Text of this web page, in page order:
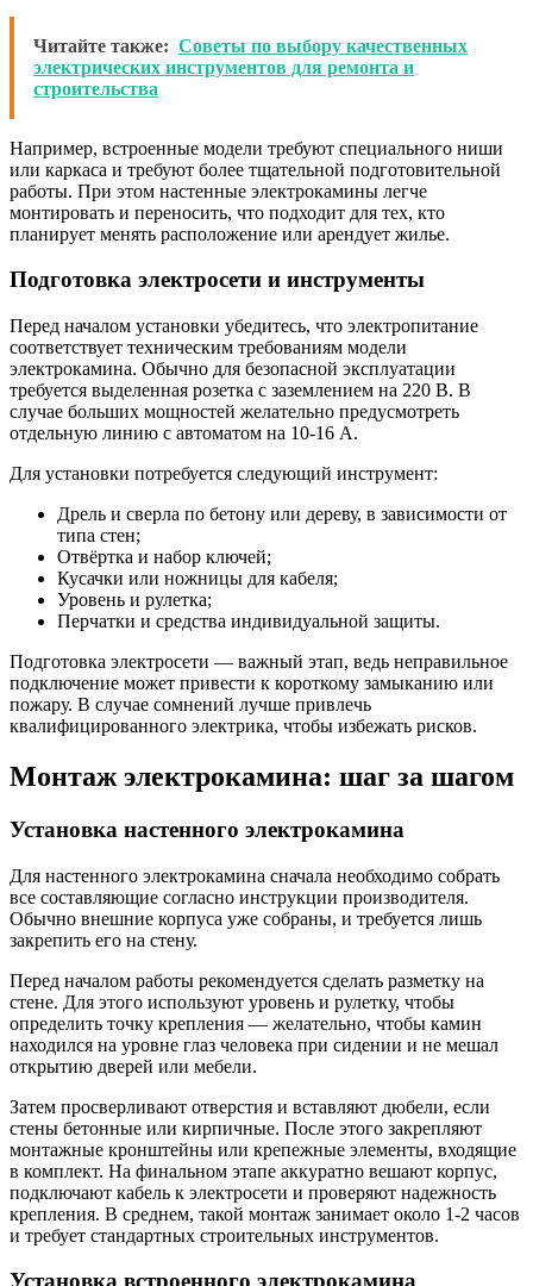
Читайте также: Советы по выбору качественных
электрических инструментов для ремонта и
строительства
Например, встроенные модели требуют специального ниши
или каркаса и требуют более тщательной подготовительной
работы. При этом настенные электрокамины легче
монтировать и переносить, что подходит для тех, кто
планирует менять расположение или арендует жилье.
Подготовка электросети и инструменты
Перед началом установки убедитесь, что электропитание
соответствует техническим требованиям модели
электрокамина. Обычно для безопасной эксплуатации
требуется выделенная розетка с заземлением на 220 В. В
случае больших мощностей желательно предусмотреть
отдельную линию с автоматом на 10-16 А.
Для установки потребуется следующий инструмент:
Дрель и сверла по бетону или дереву, в зависимости от
типа стен;
Отвёртка и набор ключей;
Кусачки или ножницы для кабеля;
Уровень и рулетка;
Перчатки и средства индивидуальной защиты.
Подготовка электросети — важный этап, ведь неправильное
подключение может привести к короткому замыканию или
пожару. В случае сомнений лучше привлечь
квалифицированного электрика, чтобы избежать рисков.
Монтаж электрокамина: шаг за шагом
Установка настенного электрокамина
Для настенного электрокамина сначала необходимо собрать
все составляющие согласно инструкции производителя.
Обычно внешние корпуса уже собраны, и требуется лишь
закрепить его на стену.
Перед началом работы рекомендуется сделать разметку на
стене. Для этого используют уровень и рулетку, чтобы
определить точку крепления — желательно, чтобы камин
находился на уровне глаз человека при сидении и не мешал
открытию дверей или мебели.
Затем просверливают отверстия и вставляют дюбели, если
стены бетонные или кирпичные. После этого закрепляют
монтажные кронштейны или крепежные элементы, входящие
в комплект. На финальном этапе аккуратно вешают корпус,
подключают кабель к электросети и проверяют надежность
крепления. В среднем, такой монтаж занимает около 1-2 часов
и требует стандартных строительных инструментов.
Установка встроенного электрокамина